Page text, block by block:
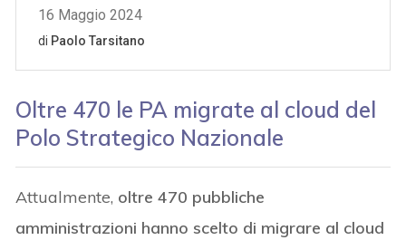
Oltre 470 le PA migrate al cloud del
Polo Strategico Nazionale
Attualmente, oltre 470 pubbliche
amministrazioni hanno scelto di migrare al cloud